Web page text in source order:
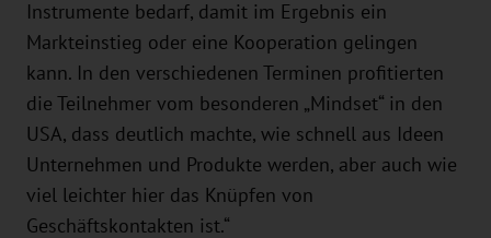
Instrumente bedarf, damit im Ergebnis ein
Markteinstieg oder eine Kooperation gelingen
kann. In den verschiedenen Terminen profitierten
die Teilnehmer vom besonderen „Mindset“ in den
USA, dass deutlich machte, wie schnell aus Ideen
Unternehmen und Produkte werden, aber auch wie
viel leichter hier das Knüpfen von
Geschäftskontakten ist.“